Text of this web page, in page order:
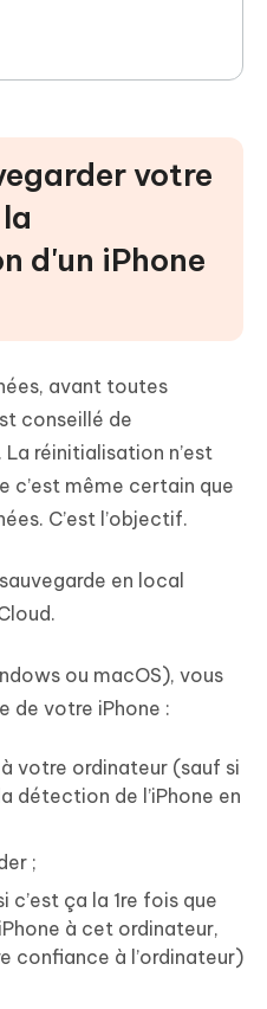
votre
d'un iPhone
avant toutes
conseillé de
réinitialisation n’est
c’est même certain que
C’est l’objectif.
en local
.
ou macOS), vous
de votre iPhone :
votre ordinateur (sauf si
détection de l’iPhone en
;
ça la 1re fois que
à cet ordinateur,
confiance à l’ordinateur)